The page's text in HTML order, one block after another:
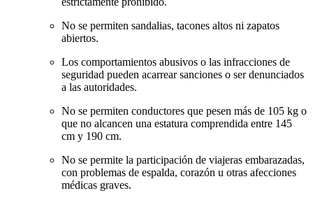
No se permiten sandalias, tacones altos ni zapatos
abiertos.
Los comportamientos abusivos o las infracciones de
seguridad pueden acarrear sanciones o ser denunciados
a las autoridades.
No se permiten conductores que pesen más de 105 kg o
que no alcancen una estatura comprendida entre 145
cm y 190 cm.
No se permite la participación de viajeras embarazadas,
con problemas de espalda, corazón u otras afecciones
médicas graves.